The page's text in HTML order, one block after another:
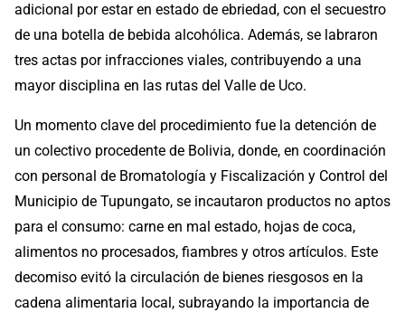
adicional por estar en estado de ebriedad, con el secuestro
de una botella de bebida alcohólica. Además, se labraron
tres actas por infracciones viales, contribuyendo a una
mayor disciplina en las rutas del Valle de Uco.
Un momento clave del procedimiento fue la detención de
un colectivo procedente de Bolivia, donde, en coordinación
con personal de Bromatología y Fiscalización y Control del
Municipio de Tupungato, se incautaron productos no aptos
para el consumo: carne en mal estado, hojas de coca,
alimentos no procesados, fiambres y otros artículos. Este
decomiso evitó la circulación de bienes riesgosos en la
cadena alimentaria local, subrayando la importancia de